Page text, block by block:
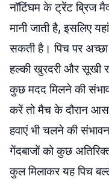
नॉटिंघम के ट्रेंट ब्रिज
मानी जाती है, इसलिए
सकती है। पिच पर
हल्की खुरदरी और सूखी
कुछ मदद मिलने की
करें तो मैच के दौरान
हवाएं भी चलने की
गेंदबाजों को कुछ
कुल मिलाकर यह पिच